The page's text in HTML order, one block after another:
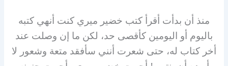
منذ أن بدأت أقرأ كتب خضير ميري كنت أنهي كتبه
باليوم أو اليومين كأقصى حد، لكن ما إن وصلت عند
أخر كتاب له، حتى شعرت أنني سأفقد متعة وشعور لا